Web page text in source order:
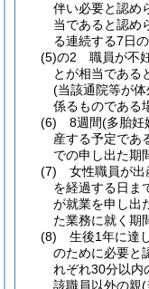
伴い必要と認め
当であると認
る連続する7日
(5)の2
職員が不
とが相当であ
(当該通院等が
係るものである
(6)
8週間(多胎妊
産する予定であ
での申し出た期
(7)
女性職員が
を経過する日ま
が就業を申し出
た業務に就く期
(8)
生後1年に達
のために必要と
れぞれ30分以内
該職員以外の親(